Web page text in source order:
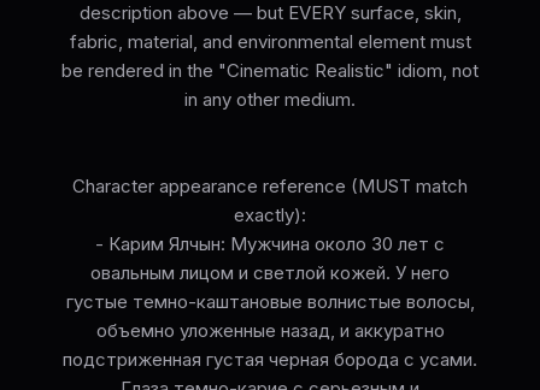
description above — but EVERY surface, skin,
fabric, material, and environmental element must
be rendered in the "Cinematic Realistic" idiom, not
in any other medium.
Character appearance reference (MUST match
exactly):
- Карим Ялчын: Мужчина около 30 лет с
овальным лицом и светлой кожей. У него
густые темно-каштановые волнистые волосы,
объемно уложенные назад, и аккуратно
подстриженная густая черная борода с усами.